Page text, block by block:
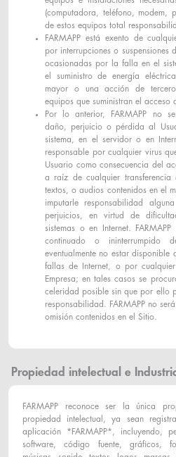
(computadora, teléfono, modem,
de estos equipos total
FARMAPP está exento de
por interrupciones o suspensiones
ocasionadas por la falla en el
el suministro de energía
mayor o una acción de
equipos que suministran el acceso
Por lo anterior, FARMAPP no
daño, perjuicio o pérdida al
sistema, en el servidor o en
responsable por cualquier virus
Usuario como consecuencia del
a raíz de cualquier transferencia
textos, o audios contenidos en el
imputarle responsabilidad
perjuicios, en virtud de
sistemas o en Internet.
continuado o ininterrumpido
eventualmente no estar
fallas de Internet, o por
Empresa; en tales casos se
celeridad posible sin que por ello
responsabilidad. FARMAPP no
omisión contenidos en el Sitio.
Propiedad intelectual e
FARMAPP reconoce ser la única
propiedad intelectual, ya sean
aplicación *FARMAPP*, incluyendo,
software, código fuente, gráficos,